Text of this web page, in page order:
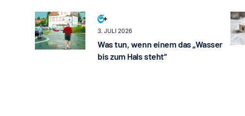
3. JULI 2026
Was tun, wenn einem das „Wasser
bis zum Hals steht“